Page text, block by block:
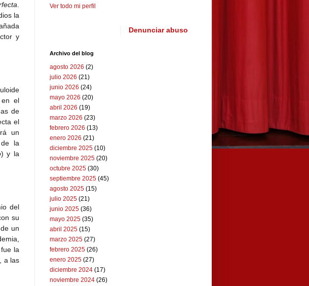
la
y
en el
de
el
un
de la
) y la
del
su
un
la
a las
Ver todo mi perfil
Denunciar abuso
Archivo del blog
agosto 2026 (2)
julio 2026 (21)
junio 2026 (24)
mayo 2026 (20)
abril 2026 (19)
marzo 2026 (23)
febrero 2026 (13)
enero 2026 (21)
diciembre 2025 (10)
noviembre 2025 (20)
octubre 2025 (30)
septiembre 2025 (45)
agosto 2025 (15)
julio 2025 (21)
junio 2025 (36)
mayo 2025 (35)
abril 2025 (15)
marzo 2025 (27)
febrero 2025 (26)
enero 2025 (27)
diciembre 2024 (17)
noviembre 2024 (26)